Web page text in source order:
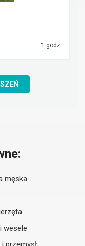
1 godz.
męska
wesele